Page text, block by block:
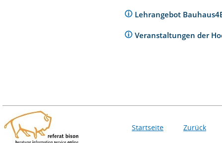
Lehrangebot
Veranstaltungen der
Startseite Zurück